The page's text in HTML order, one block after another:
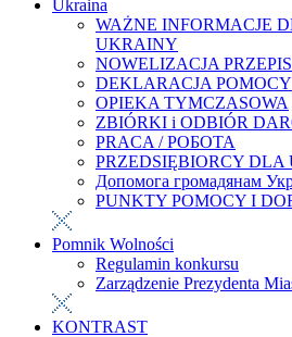
Ukraina
WAŻNE INFORMACJE
UKRAINY
NOWELIZACJA
DEKLARACJA POMOCY
OPIEKA TYMCZASOWA
ZBIÓRKI i ODBIÓR
PRACA / РОБОТА
PRZEDSIĘBIORCY DLA
Допомога громадянам
PUNKTY POMOCY I
Pomnik Wolności
Regulamin konkursu
Zarządzenie Prezydenta
KONTRAST